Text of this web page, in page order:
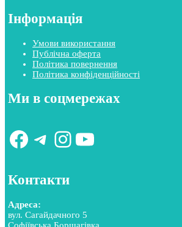
Інформація
Умови використання
Публічна оферта
Політика повернення
Політика конфіденційності
Ми в соцмережах
Facebook
Telegram
Instagram
YouTube
Контакти
Адреса:
вул. Сагайдачного 5